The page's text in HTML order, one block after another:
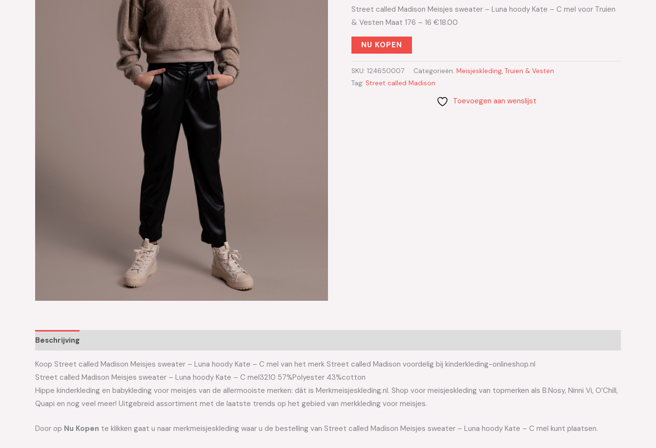
Street called Madison Meisjes sweater – Luna hoody Kate – C mel voor Truien
& Vesten Maat 176 – 16 €18.00
NU KOPEN
SKU: 124650007 Categorieën: Meisjeskleding, Truien & Vesten
Tag: Street called Madison
Toevoegen aan wenslijst
Beschrijving
Koop Street called Madison Meisjes sweater – Luna hoody Kate – C mel van het merk Street called Madison voordelig bij kinderkleding-onlineshop.nl
Street called Madison Meisjes sweater – Luna hoody Kate – C mel3210 57%Polyester 43%cotton
Hippe kinderkleding en babykleding voor meisjes van de allermooiste merken: dát is Merkmeisjeskleding.nl. Shop voor meisjeskleding van topmerken als B.Nosy, Ninni Vi, O’Chill,
Quapi en nog veel meer! Uitgebreid assortiment met de laatste trends op het gebied van merkkleding voor meisjes.
Door op Nu Kopen te klikken gaat u naar merkmeisjeskleding waar u de bestelling van Street called Madison Meisjes sweater – Luna hoody Kate – C mel kunt plaatsen.